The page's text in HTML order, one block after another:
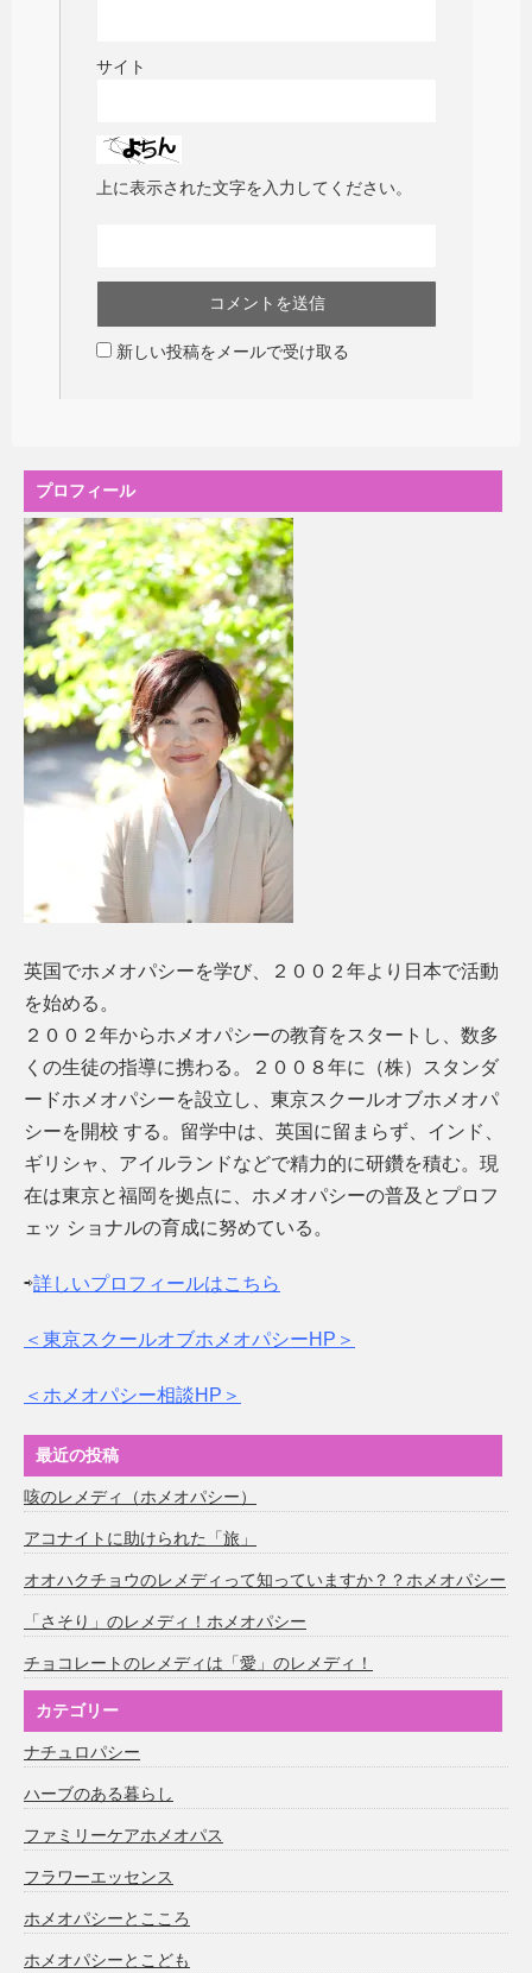
サイト
上に表示された文字を入力してください。
新しい投稿をメールで受け取る
プロフィール
英国でホメオパシーを学び、２００２年より日本で活動
を始める。
２００２年からホメオパシーの教育をスタートし、数多
くの生徒の指導に携わる。２００８年に（株）スタンダ
ードホメオパシーを設立し、東京スクールオブホメオパ
シーを開校 する。留学中は、英国に留まらず、インド、
ギリシャ、アイルランドなどで精力的に研鑽を積む。現
在は東京と福岡を拠点に、ホメオパシーの普及とプロフ
ェッ ショナルの育成に努めている。
⇨詳しいプロフィールはこちら
＜東京スクールオブホメオパシーHP＞
＜ホメオパシー相談HP＞
最近の投稿
咳のレメディ（ホメオパシー）
アコナイトに助けられた「旅」
オオハクチョウのレメディって知っていますか？？ホメオパシー
「さそり」のレメディ！ホメオパシー
チョコレートのレメディは「愛」のレメディ！
カテゴリー
ナチュロパシー
ハーブのある暮らし
ファミリーケアホメオパス
フラワーエッセンス
ホメオパシーとこころ
ホメオパシーとこども